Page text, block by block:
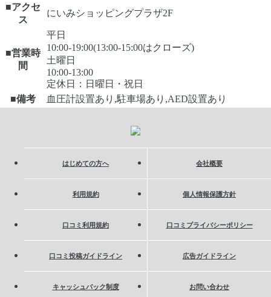
■アクセ
ス
にいみショッピングプラザ2F
■営業時
間
平日
10:00-19:00(13:00-15:00はクローズ)
土曜日
10:00-13:00
定休日：日曜日・祝日
■備考
血圧計設置あり,駐車場あり,AED設置あり
はじめての方へ 会社概要
利用規約 個人情報保護方針
口コミ利用規約 口コミプライバシーポリシー
口コミ投稿ガイドライン 広告ガイドライン
キャッシュバック制度 お問い合わせ